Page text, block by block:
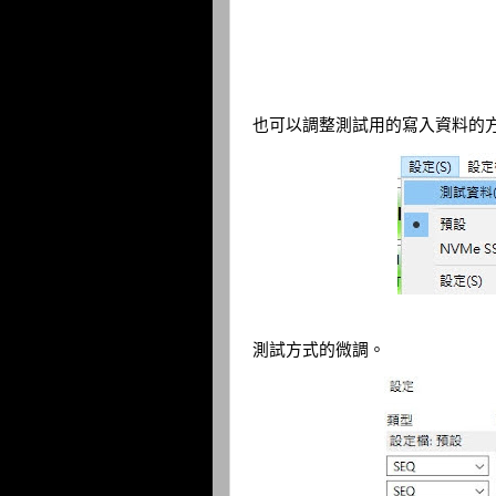
也可以調整測試用的寫入資料的
測試方式的微調。